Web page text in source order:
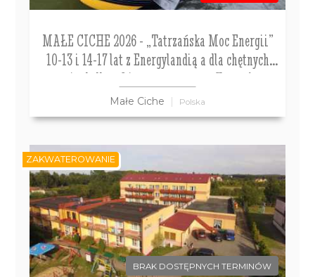
MAŁE CICHE 2026 - „Tatrzańska Moc Energii”
10-13 i 14-17 lat z Energylandią a dla chętnych
paintball, rafting, escape room, Słowacja
Małe Ciche Polska
BRAK DOSTĘPNYCH TERMINÓW
ZAKWATEROWANIE